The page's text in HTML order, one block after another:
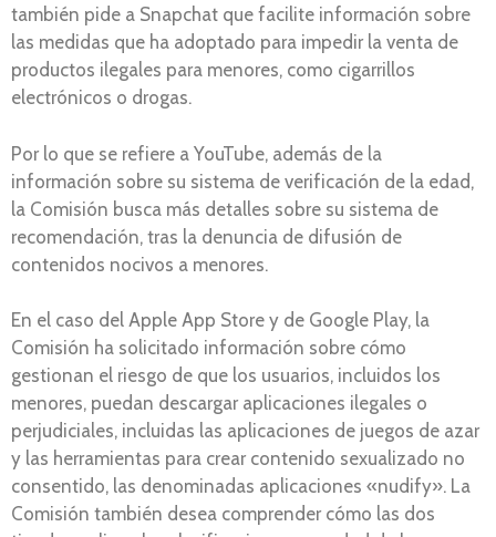
también pide a Snapchat que facilite información sobre
las medidas que ha adoptado para impedir la venta de
productos ilegales para menores, como cigarrillos
electrónicos o drogas.
Por lo que se refiere a YouTube, además de la
información sobre su sistema de verificación de la edad,
la Comisión busca más detalles sobre su sistema de
recomendación, tras la denuncia de difusión de
contenidos nocivos a menores.
En el caso del Apple App Store y de Google Play, la
Comisión ha solicitado información sobre cómo
gestionan el riesgo de que los usuarios, incluidos los
menores, puedan descargar aplicaciones ilegales o
perjudiciales, incluidas las aplicaciones de juegos de azar
y las herramientas para crear contenido sexualizado no
consentido, las denominadas aplicaciones «nudify». La
Comisión también desea comprender cómo las dos